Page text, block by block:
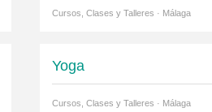
Cursos, Clases y Talleres · Málaga
Yoga
Cursos, Clases y Talleres · Málaga